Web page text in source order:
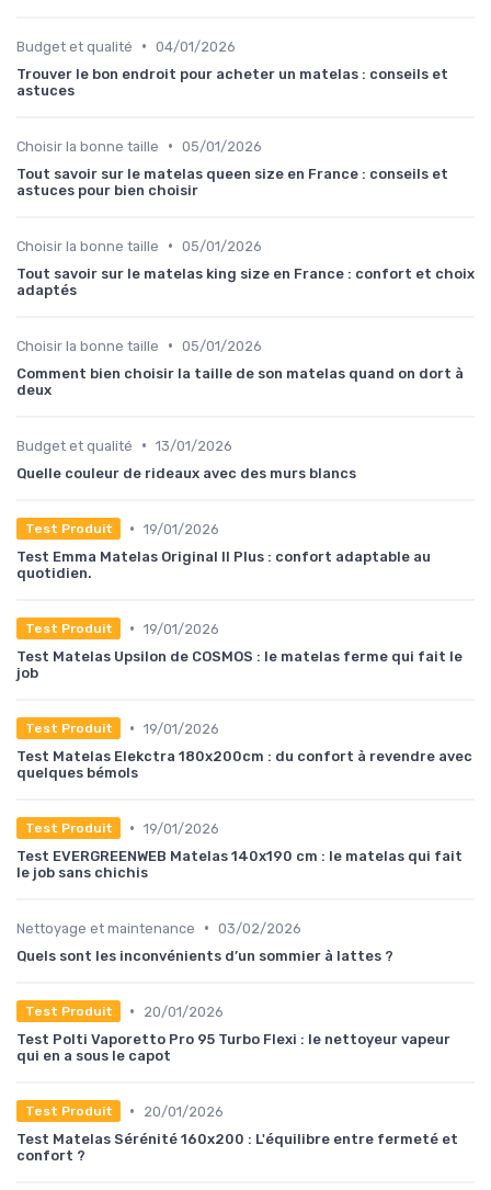
Budget et qualité • 04/01/2026
Trouver le bon endroit pour acheter un matelas : conseils et
astuces
Choisir la bonne taille • 05/01/2026
Tout savoir sur le matelas queen size en France : conseils et
astuces pour bien choisir
Choisir la bonne taille • 05/01/2026
Tout savoir sur le matelas king size en France : confort et choix
adaptés
Choisir la bonne taille • 05/01/2026
Comment bien choisir la taille de son matelas quand on dort à
deux
Budget et qualité • 13/01/2026
Quelle couleur de rideaux avec des murs blancs
Test Produit • 19/01/2026
Test Emma Matelas Original II Plus : confort adaptable au
quotidien.
Test Produit • 19/01/2026
Test Matelas Upsilon de COSMOS : le matelas ferme qui fait le
job
Test Produit • 19/01/2026
Test Matelas Elekctra 180x200cm : du confort à revendre avec
quelques bémols
Test Produit • 19/01/2026
Test EVERGREENWEB Matelas 140x190 cm : le matelas qui fait
le job sans chichis
Nettoyage et maintenance • 03/02/2026
Quels sont les inconvénients d’un sommier à lattes ?
Test Produit •
20/01/2026
Test Polti Vaporetto Pro 95 Turbo Flexi : le nettoyeur vapeur
qui en a sous le capot
Test Produit •
20/01/2026
Test Matelas Sérénité 160x200 : L'équilibre entre fermeté et
confort ?